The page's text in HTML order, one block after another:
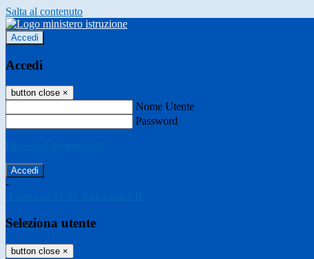
Salta al contenuto
Accedi
Accedi
button close ×
Nome Utente
Password
-
Seleziona utente
button close ×